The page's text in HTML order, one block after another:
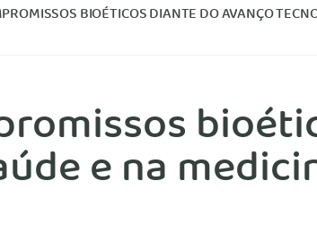
BIOÉTICOS DIANTE DO AVANÇO TECNOLÓGICO NA
e na